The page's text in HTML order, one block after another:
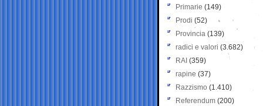
Primarie (149)
Prodi (52)
Provincia (139)
radici e valori (3.682)
RAI (359)
rapine (37)
Razzismo (1.410)
Referendum (200)